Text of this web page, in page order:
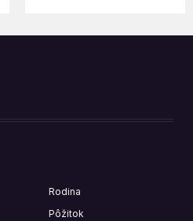
Rodina
Pôžitok